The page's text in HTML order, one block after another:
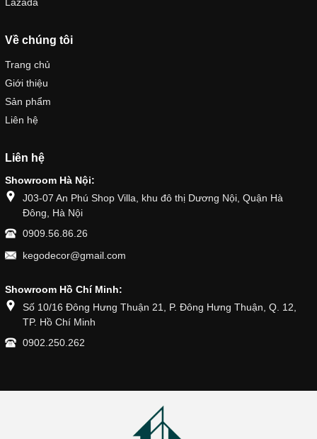
Lazada
Về chúng tôi
Trang chủ
Giới thiệu
Sản phẩm
Liên hệ
Liên hệ
Showroom Hà Nội:
J03-07 An Phú Shop Villa, khu đô thị Dương Nội, Quận Hà
Đông, Hà Nội
0909.56.86.26
kegodecor@gmail.com
Showroom Hồ Chí Minh:
Số 10/16 Đông Hưng Thuận 21, P. Đông Hưng Thuận, Q. 12,
TP. Hồ Chí Minh
0902.250.262